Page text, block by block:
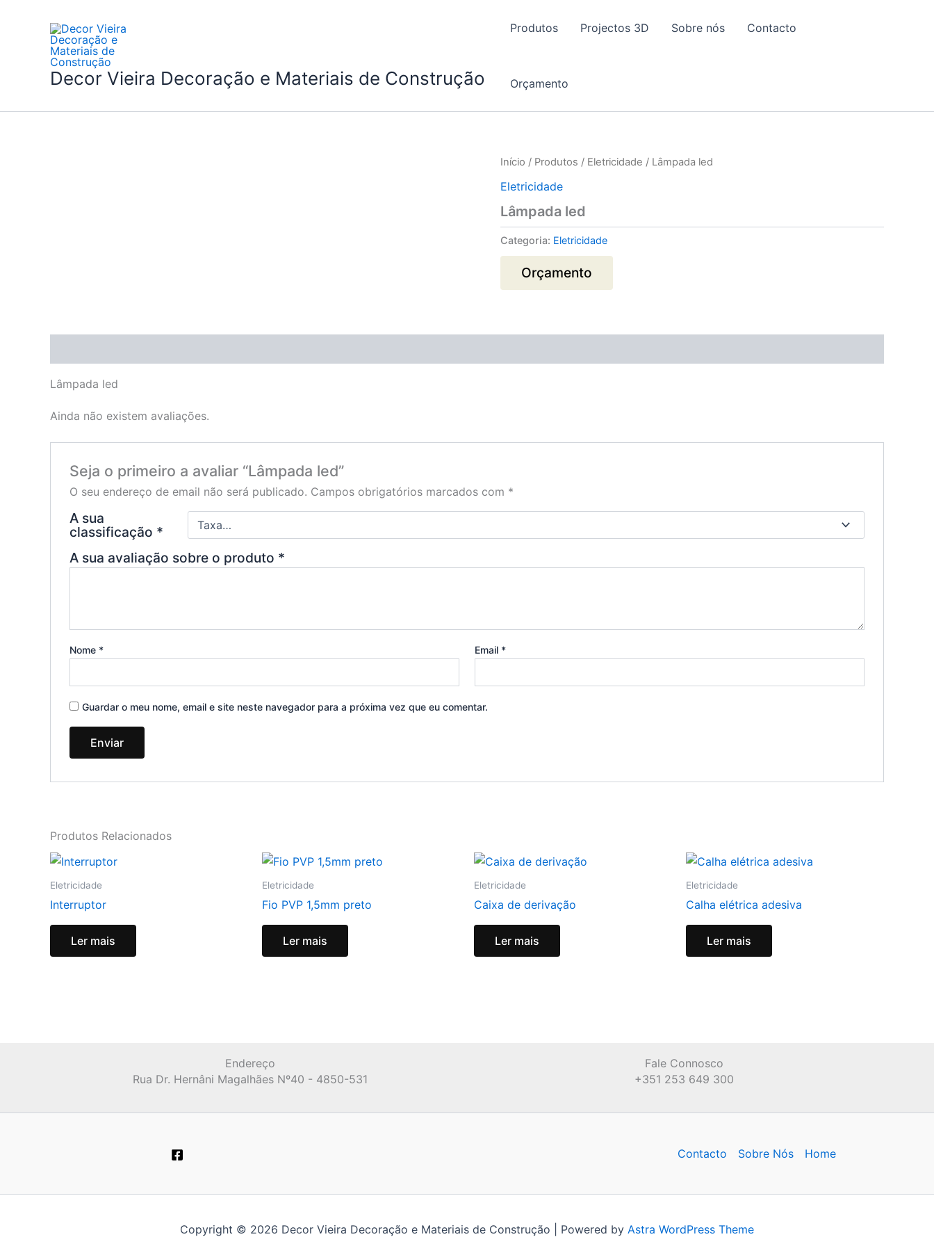
Decor Vieira Decoração e Materiais de Construção
Produtos Projectos 3D Sobre nós Contacto
Orçamento
Início / Produtos / Eletricidade / Lâmpada led
Eletricidade
Lâmpada led
Categoria: Eletricidade
Orçamento
Lâmpada led
Ainda não existem avaliações.
Seja o primeiro a avaliar “Lâmpada led”
O seu endereço de email não será publicado. Campos obrigatórios marcados com *
A sua
classificação *
A sua avaliação sobre o produto *
Nome * Email *
Guardar o meu nome, email e site neste navegador para a próxima vez que eu comentar.
Produtos Relacionados
Eletricidade
Interruptor
Ler mais
Eletricidade
Fio PVP 1,5mm preto
Ler mais
Eletricidade
Caixa de derivação
Ler mais
Eletricidade
Calha elétrica adesiva
Ler mais
Endereço
Rua Dr. Hernâni Magalhães Nº40 - 4850-531
Fale Connosco
+351 253 649 300
Contacto Sobre Nós Home
Copyright © 2026 Decor Vieira Decoração e Materiais de Construção | Powered by Astra WordPress Theme